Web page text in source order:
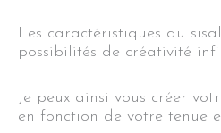
Les caractéristiques du
possibilités de créativité
Je peux ainsi vous créer
en fonction de votre tenue